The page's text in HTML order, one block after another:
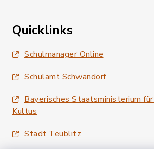
Quicklinks
Schulmanager Online
Schulamt Schwandorf
Bayerisches Staatsministerium
Kultus
Stadt Teublitz